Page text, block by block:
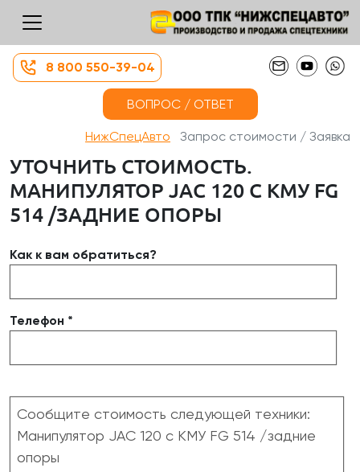
8 800 550-39-04
ВОПРОС / ОТВЕТ
НижСпецАвто Запрос стоимости / Заявка
УТОЧНИТЬ СТОИМОСТЬ.
МАНИПУЛЯТОР JAC 120 С КМУ FG
514 /ЗАДНИЕ ОПОРЫ
Как к вам обратиться?
Телефон *